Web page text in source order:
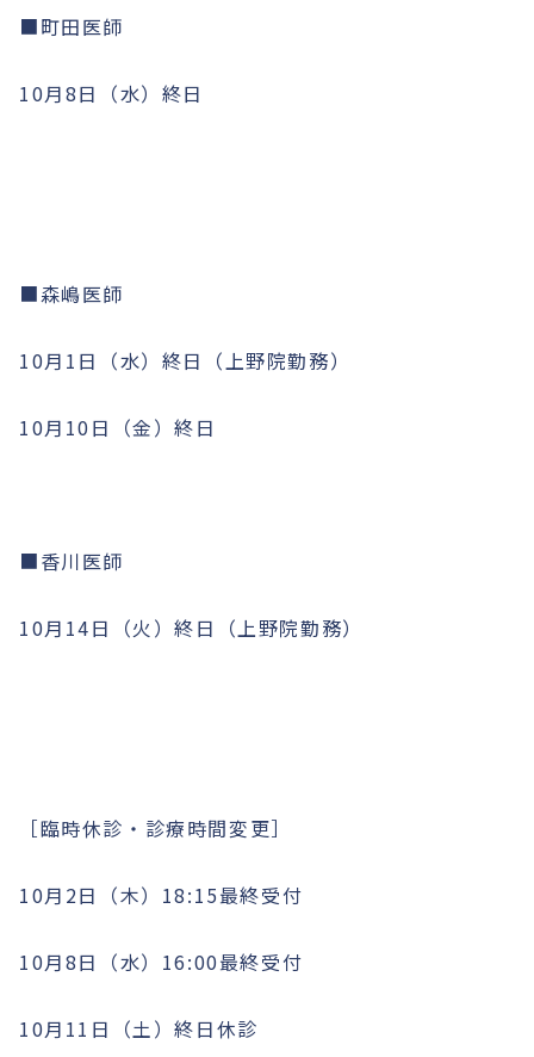
■町田医師
10月8日（水）終日
■森嶋医師
10月1日（水）終日（上野院勤務）
10月10日（金）終日
■香川医師
10月14日（火）終日（上野院勤務）
［臨時休診・診療時間変更］
10月2日（木）18:15最終受付
10月8日（水）16:00最終受付
10月11日（土）終日休診